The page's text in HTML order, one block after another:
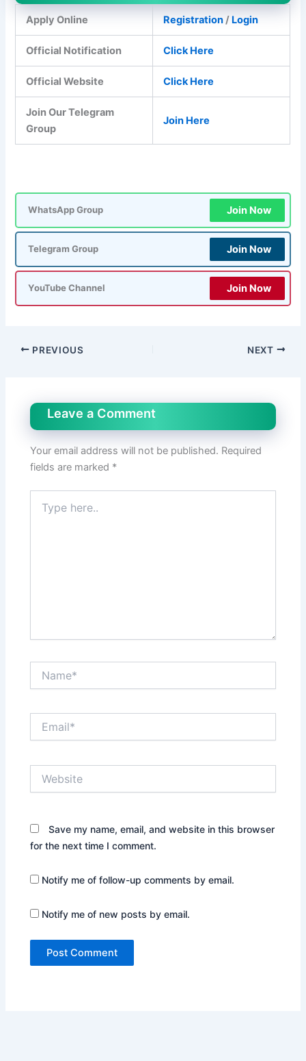
Apply Online Registration/ Login
Official Notification Click Here
Official Website Click Here
Join Our Telegram
Group
Join Here
WhatsApp Group Join Now
Telegram Group Join Now
YouTube Channel Join Now
PREVIOUS NEXT
Leave a Comment
Your email address will not be published. Required
fields are marked *
here..
Save my name, email, and website in this browser
for the next time I comment.
Notify me of follow-up comments by email.
Notify me of new posts by email.